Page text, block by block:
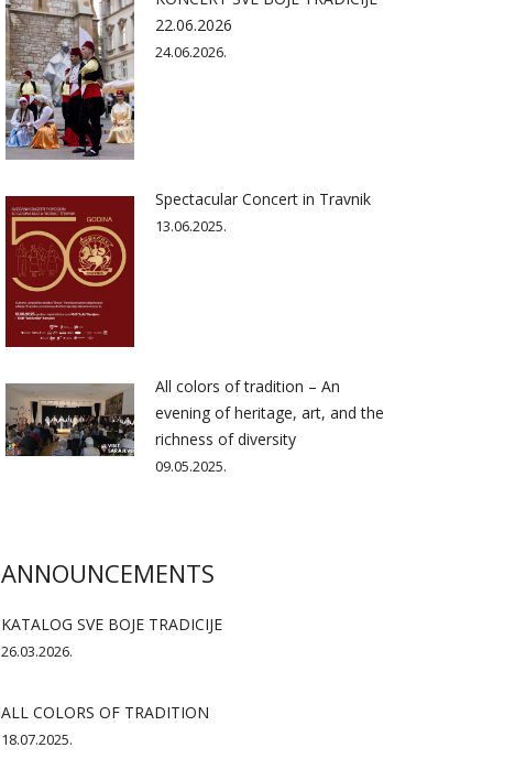
22.06.2026
24.06.2026.
Spectacular Concert in Travnik
13.06.2025.
All colors of tradition – An
evening of heritage, art, and the
richness of diversity
09.05.2025.
ANNOUNCEMENTS
KATALOG SVE BOJE TRADICIJE
26.03.2026.
ALL COLORS OF TRADITION
18.07.2025.